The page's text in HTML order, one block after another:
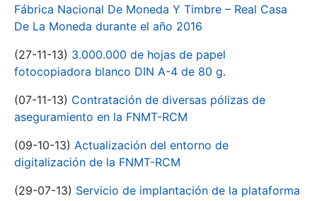
Fábrica Nacional De Moneda Y Timbre – Real Casa
De La Moneda durante el año 2016
(27-11-13) 3.000.000 de hojas de papel
fotocopiadora blanco DIN A-4 de 80 g.
(07-11-13) Contratación de diversas pólizas de
aseguramiento en la FNMT-RCM
(09-10-13) Actualización del entorno de
digitalización de la FNMT-RCM
(29-07-13) Servicio de implantación de la plataforma